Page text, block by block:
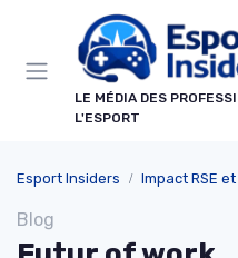
LE MÉDIA DES
L'ESPORT
Esport Insiders Impact RSE
Blog
Panneau de gestion des